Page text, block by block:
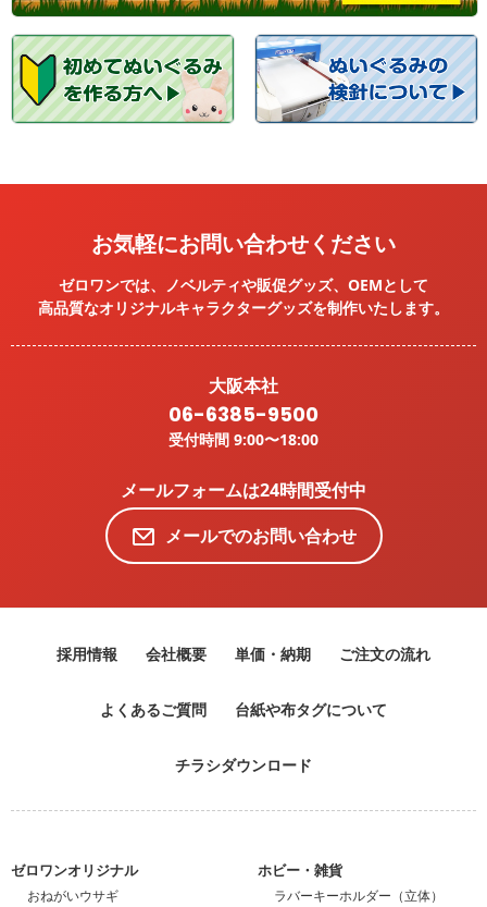
お気軽にお問い合わせください
ゼロワンでは、ノベルティや販促グッズ、OEMとして
高品質なオリジナルキャラクターグッズを制作いたします。
大阪本社
06-6385-9500
受付時間 9:00〜18:00
メールフォームは24時間受付中
メールでのお問い合わせ
採用情報 会社概要 単価・納期 ご注文の流れ
よくあるご質問 台紙や布タグについて
チラシダウンロード
ゼロワンオリジナル
おねがいウサギ
ホビー・雑貨
ラバーキーホルダー（立体）